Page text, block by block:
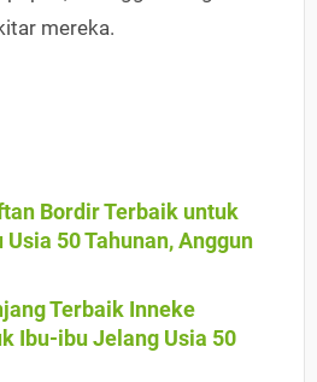
mereka.
Bordir Terbaik untuk
50 Tahunan, Anggun
Terbaik Inneke
Ibu-ibu Jelang Usia 50